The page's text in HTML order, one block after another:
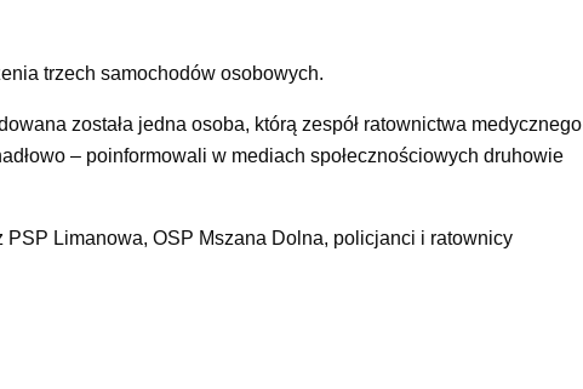
trzech samochodów osobowych.
została jedna osoba, którą zespół ratownictwa medycznego
– poinformowali w mediach społecznościowych druhowie
PSP Limanowa, OSP Mszana Dolna, policjanci i ratownicy